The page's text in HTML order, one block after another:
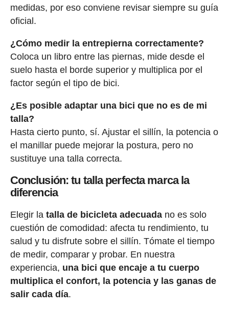
medidas, por eso conviene revisar siempre su guía
oficial.
¿Cómo medir la entrepierna correctamente?
Coloca un libro entre las piernas, mide desde el
suelo hasta el borde superior y multiplica por el
factor según el tipo de bici.
¿Es posible adaptar una bici que no es de mi
talla?
Hasta cierto punto, sí. Ajustar el sillín, la potencia o
el manillar puede mejorar la postura, pero no
sustituye una talla correcta.
Conclusión: tu talla perfecta marca la
diferencia
Elegir la talla de bicicleta adecuadano es solo
cuestión de comodidad: afecta tu rendimiento, tu
salud y tu disfrute sobre el sillín. Tómate el tiempo
de medir, comparar y probar. En nuestra
experiencia, una bici que encaje a tu cuerpo
multiplica el confort, la potencia y las ganas de
salir cada día.